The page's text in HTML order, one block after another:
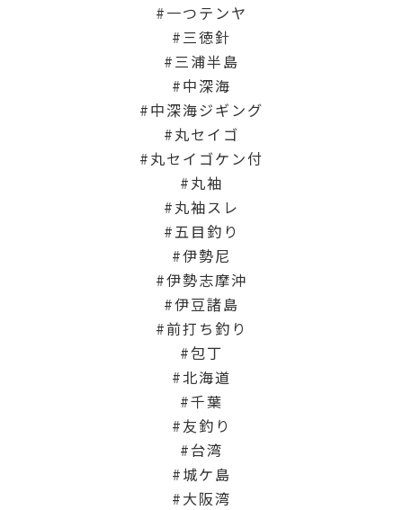
一つテンヤ
三徳針
三浦半島
中深海
中深海ジギング
丸セイゴ
丸セイゴケン付
丸袖
丸袖スレ
五目釣り
伊勢尼
伊勢志摩沖
伊豆諸島
前打ち釣り
包丁
北海道
千葉
友釣り
台湾
城ケ島
大阪湾